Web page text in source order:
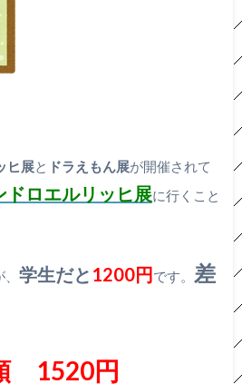
ヒ展と ドラえもん展が開催されて
ドロエルリッヒ展に行くこと
学生だと 1200円です。 差
1520円